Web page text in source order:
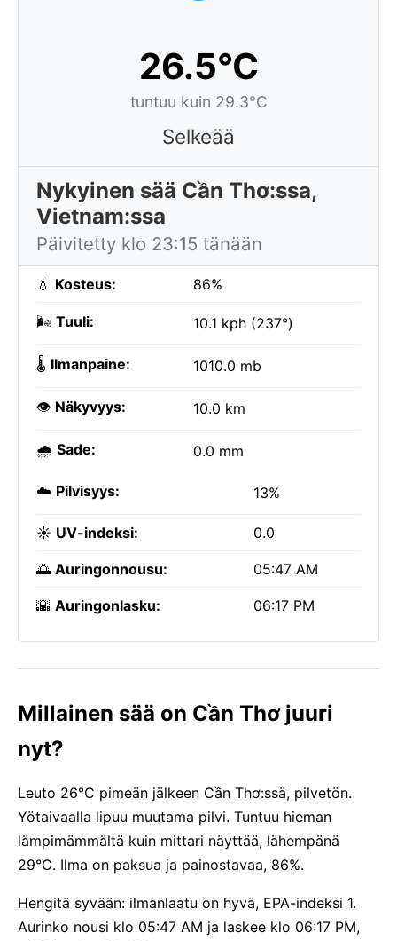
26.5°C
tuntuu kuin 29.3°C
Selkeää
Nykyinen sää Cần Thơ:ssa,
Vietnam:ssa
Päivitetty klo 23:15 tänään
💧 Kosteus: 86%
🌬️ Tuuli: 10.1 kph (237°)
🌡️ Ilmanpaine: 1010.0 mb
👁️ Näkyvyys: 10.0 km
🌧️ Sade: 0.0 mm
☁️ Pilvisyys: 13%
☀️ UV-indeksi: 0.0
🌅 Auringonnousu: 05:47 AM
🌇 Auringonlasku: 06:17 PM
Millainen sää on Cần Thơ juuri
nyt?
Leuto 26°C pimeän jälkeen Cần Thơ:ssä, pilvetön.
Yötaivaalla lipuu muutama pilvi. Tuntuu hieman
lämpimämmältä kuin mittari näyttää, lähempänä
29°C. Ilma on paksua ja painostavaa, 86%.
Hengitä syvään: ilmanlaatu on hyvä, EPA-indeksi 1.
Aurinko nousi klo 05:47 AM ja laskee klo 06:17 PM,